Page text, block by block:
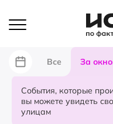
Все За
События, которые
вы можете увидеть
улицам